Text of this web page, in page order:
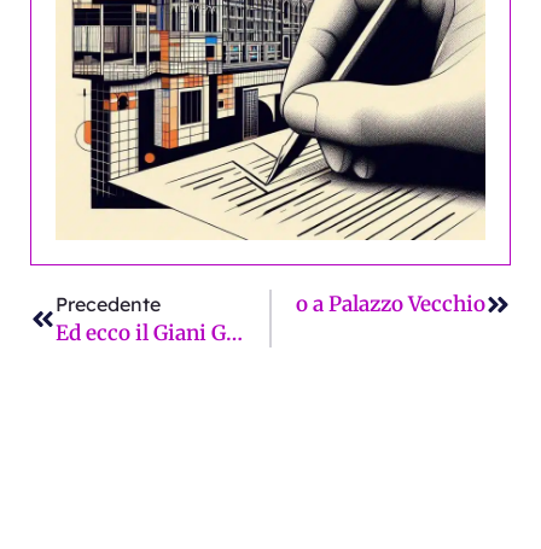
Precedente
Ed ecco il Giani Gump!
Oggi pomeriggio presidio a Palazzo Vecchio